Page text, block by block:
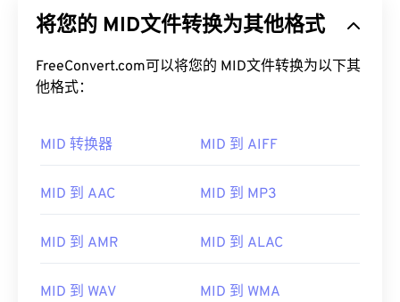
将您的 MID文件转换为其他格式
FreeConvert.com可以将您的 MID文件转换为以下其
他格式：
MID 转换器 MID 到 AIFF
MID 到 AAC MID 到 MP3
MID 到 AMR MID 到 ALAC
MID 到 WAV MID 到 WMA